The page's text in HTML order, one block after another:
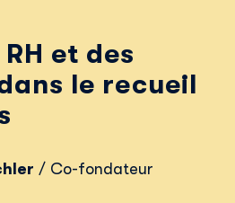
et des
le recueil
/ Co-fondateur